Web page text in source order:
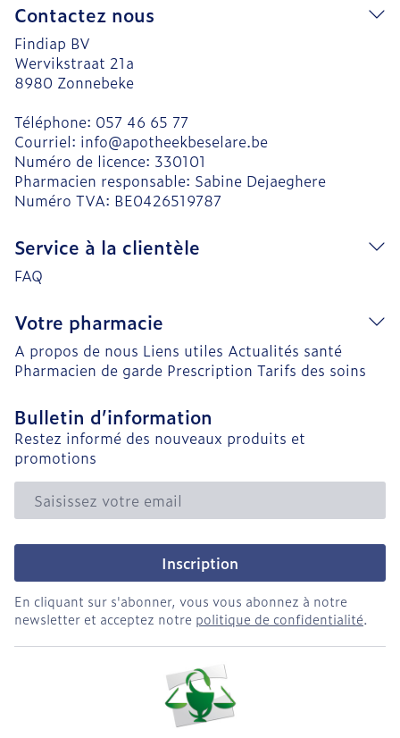
Contactez nous
Findiap BV
Wervikstraat 21a
8980 Zonnebeke
Téléphone: 057 46 65 77
Courriel: info@apotheekbeselare.be
Numéro de licence: 330101
Pharmacien responsable: Sabine Dejaeghere
Numéro TVA: BE0426519787
Service à la clientèle
FAQ
Votre pharmacie
A propos de nous Liens utiles Actualités santé
Pharmacien de garde Prescription Tarifs des soins
Bulletin d’information
Restez informé des nouveaux produits et
promotions
Adresse mail
Inscription
En cliquant sur s'abonner, vous vous abonnez à notre
newsletter et acceptez notre politique de confidentialité.